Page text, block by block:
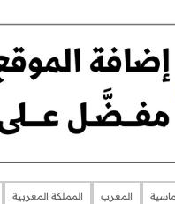
المغرب المملكة المغربية